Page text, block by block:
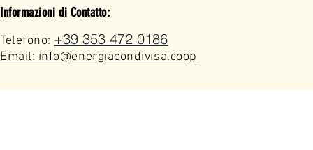
Informazioni di Contatto:
Telefono: +39 353 472 0186
Email: info@energiacondivisa.coop